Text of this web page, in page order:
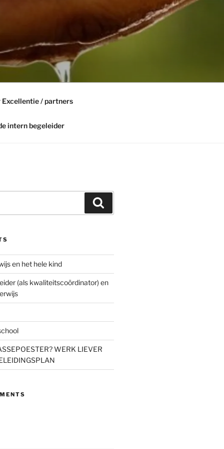
/ partners
intern begeleider
en het hele kind
(als kwaliteitscoördinator) en
WERK LIEVER